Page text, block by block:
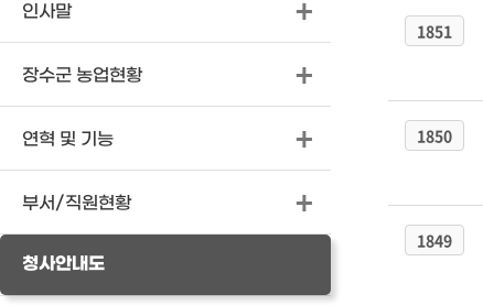
인사말
장수군 농업현황
연혁 및 기능
부서/직원현황
청사안내도
1851
1850
1849